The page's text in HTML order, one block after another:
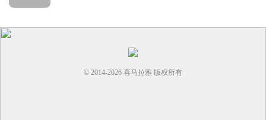
© 2014-2026 喜马拉雅 版权所有